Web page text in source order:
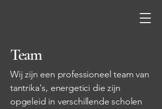
Team
Wij zijn een professioneel team van
tantrika's, energetici die zijn
opgeleid in verschillende scholen